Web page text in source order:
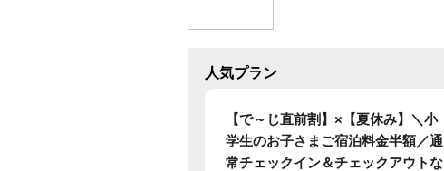
人気プラン
【で～じ直前割】×【夏休み】＼小
学生のお子さまご宿泊料金半額／通
常チェックイン＆チェックアウトな